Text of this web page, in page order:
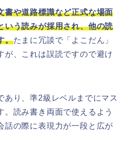
書や道路標識など正式な場面
いう読みが採用され、他の読
。たまに冗談で「よこだん」
が、これは誤読ですので避け
あり、準2級レベルまでにマス
。読み書き両面で使えるよう
話の際に表現力が一段と広が